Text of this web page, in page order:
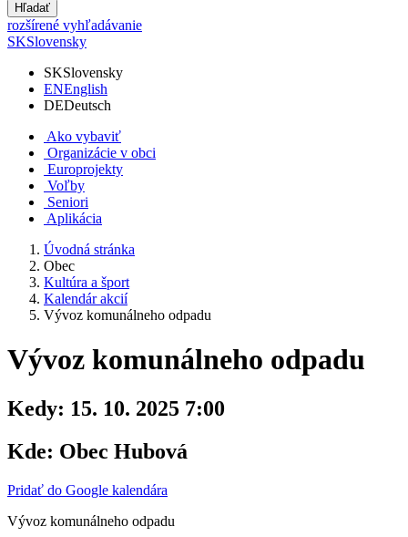
Hľadať
rozšírené vyhľadávanie
SKSlovensky
SKSlovensky
ENEnglish
DEDeutsch
Ako vybaviť
Organizácie v obci
Europrojekty
Voľby
Seniori
Aplikácia
Úvodná stránka
Obec
Kultúra a šport
Kalendár akcií
Vývoz komunálneho odpadu
Vývoz komunálneho odpadu
Kedy: 15. 10. 2025 7:00
Kde: Obec Hubová
Pridať do Google kalendára
Vývoz komunálneho odpadu